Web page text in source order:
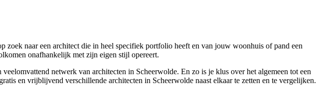
zoek naar een architect die in heel specifiek portfolio heeft en van jouw woonhuis of pand een
onafhankelijk met zijn eigen stijl opereert.
netwerk van architecten in Scheerwolde. En zo is je klus over het algemeen tot een
en vrijblijvend verschillende architecten in Scheerwolde naast elkaar te zetten en te vergelijken.